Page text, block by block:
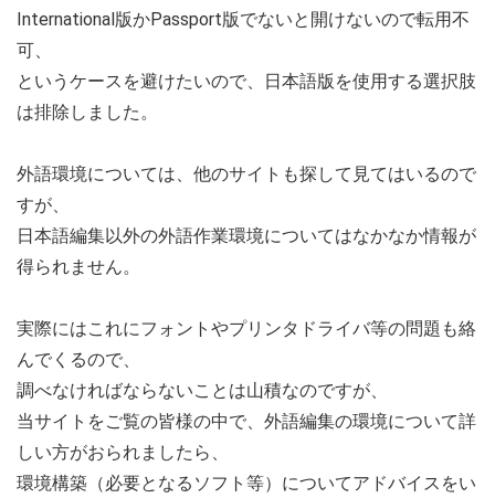
International版かPassport版でないと開けないので転用不
可、
というケースを避けたいので、日本語版を使用する選択肢
は排除しました。
外語環境については、他のサイトも探して見てはいるので
すが、
日本語編集以外の外語作業環境についてはなかなか情報が
得られません。
実際にはこれにフォントやプリンタドライバ等の問題も絡
んでくるので、
調べなければならないことは山積なのですが、
当サイトをご覧の皆様の中で、外語編集の環境について詳
しい方がおられましたら、
環境構築（必要となるソフト等）についてアドバイスをい